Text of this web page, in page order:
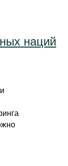
наций